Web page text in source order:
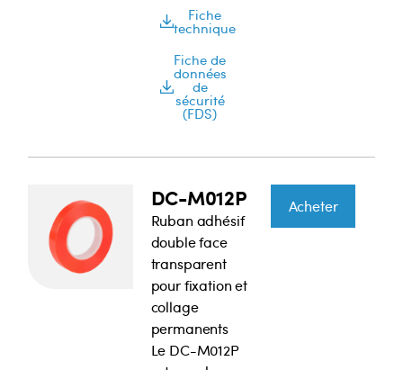
Fiche
technique
Fiche de
données
de
sécurité
(FDS)
DC-M012P
Ruban adhésif
double face
transparent
pour fixation et
collage
permanents
Le DC-M012P
Acheter